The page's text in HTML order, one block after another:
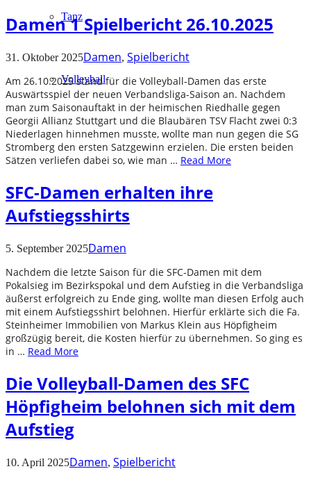
Tanz
Volleyball
Damen 1 Spielbericht 26.10.2025
31. Oktober 2025Damen, Spielbericht
Am 26.10.2025 stand für die Volleyball-Damen das erste
Auswärtsspiel der neuen Verbandsliga-Saison an. Nachdem
man zum Saisonauftakt in der heimischen Riedhalle gegen
Georgii Allianz Stuttgart und die Blaubären TSV Flacht zwei 0:3
Niederlagen hinnehmen musste, wollte man nun gegen die SG
Stromberg den ersten Satzgewinn erzielen. Die ersten beiden
Sätzen verliefen dabei so, wie man … Read More
SFC-Damen erhalten ihre
Aufstiegsshirts
5. September 2025Damen
Nachdem die letzte Saison für die SFC-Damen mit dem
Pokalsieg im Bezirkspokal und dem Aufstieg in die Verbandsliga
äußerst erfolgreich zu Ende ging, wollte man diesen Erfolg auch
mit einem Aufstiegsshirt belohnen. Hierfür erklärte sich die Fa.
Steinheimer Immobilien von Markus Klein aus Höpfigheim
großzügig bereit, die Kosten hierfür zu übernehmen. So ging es
in … Read More
Die Volleyball-Damen des SFC
Höpfigheim belohnen sich mit dem
Aufstieg
10. April 2025Damen, Spielbericht